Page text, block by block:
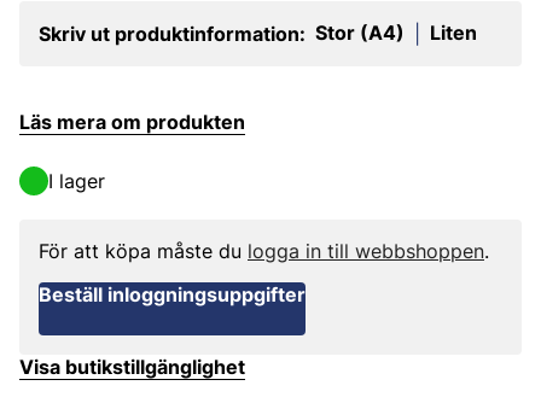
Skriv ut produktinformation: Stor (A4) Liten
Läs mera om produkten
I lager
För att köpa måste du logga in till webbshoppen.
Beställ inloggningsuppgifter
Visa butikstillgänglighet